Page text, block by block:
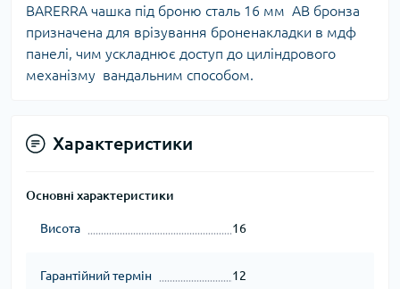
BARERRA чашка під броню сталь 16 мм AB бронза
призначена для врізування броненакладки в мдф
панелі, чим ускладнює доступ до циліндрового
механізму вандальним способом.
Характеристики
Основні характеристики
Висота 16
Гарантійний термін 12